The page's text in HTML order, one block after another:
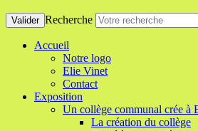
Valider Recherche
Accueil
Notre logo
Elie Vinet
Contact
Exposition
Un collège communal crée à
La création du collège